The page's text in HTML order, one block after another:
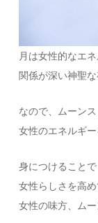
月は女性的なエ
関係が深い神聖
なので、ムーン
女性のエネルギ
身につけることで
女性らしさを高
女性の味方、ム